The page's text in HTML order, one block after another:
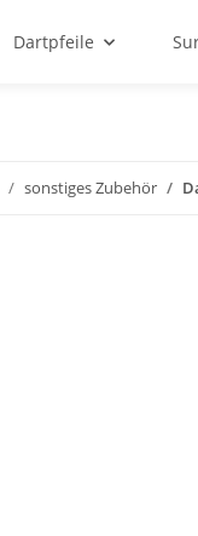
Dartpfeile
sonstiges Zubehör